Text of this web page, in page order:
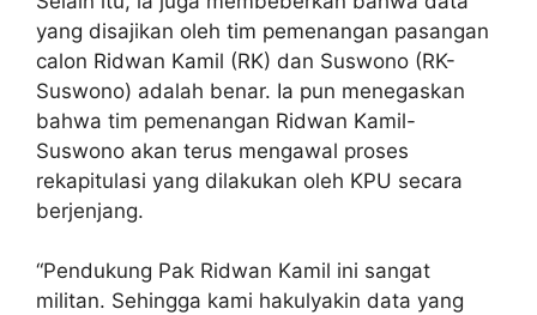
yang disajikan oleh tim pemenangan pasangan
calon Ridwan Kamil (RK) dan Suswono (RK-
Suswono) adalah benar. Ia pun menegaskan
bahwa tim pemenangan Ridwan Kamil-
Suswono akan terus mengawal proses
rekapitulasi yang dilakukan oleh KPU secara
berjenjang.
“Pendukung Pak Ridwan Kamil ini sangat
militan. Sehingga kami hakulyakin data yang